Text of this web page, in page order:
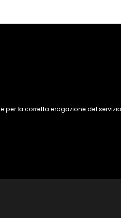
per la corretta erogazione del servizio